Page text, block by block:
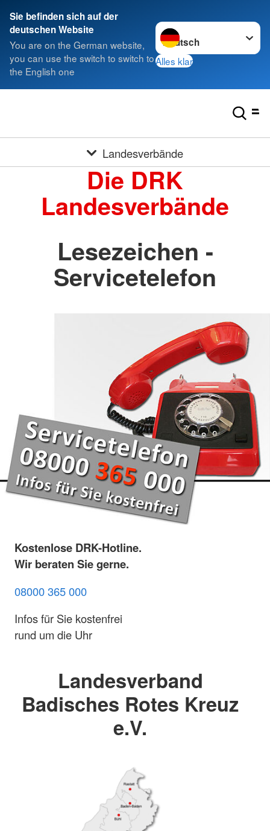
Sie befinden sich auf der
deutschen Website
You are on the German website,
you can use the switch to switch to
the English one
Sprache wechseln zu
Alles klar
Landesverbände
Die DRK
Landesverbände
Lesezeichen -
Servicetelefon
Kostenlose DRK-Hotline.
Wir beraten Sie gerne.
08000 365 000
Infos für Sie kostenfrei
rund um die Uhr
Landesverband
Badisches Rotes Kreuz
e.V.